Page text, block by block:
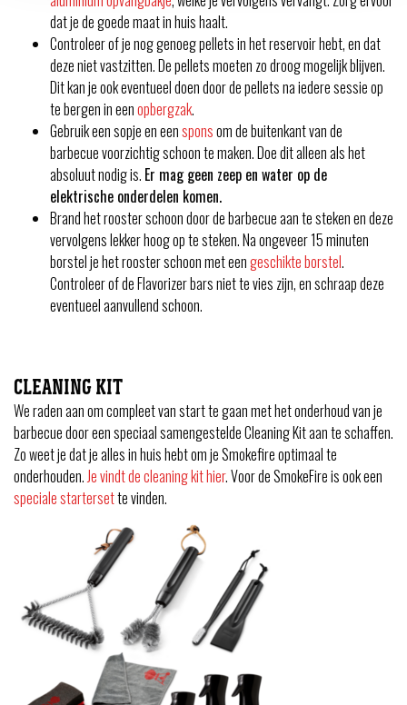
dat je de goede maat in huis haalt.
Controleer of je nog genoeg pellets in het reservoir hebt, en dat
deze niet vastzitten. De pellets moeten zo droog mogelijk blijven.
Dit kan je ook eventueel doen door de pellets na iedere sessie op
te bergen in eenopbergzak.
Gebruik een sopje en eensponsom de buitenkant van de
barbecue voorzichtig schoon te maken. Doe dit alleen als het
absoluut nodig is. Er mag geen zeep en water op de
elektrische onderdelen komen.
Brand het rooster schoon door de barbecue aan te steken en deze
vervolgens lekker hoog op te steken. Na ongeveer 15 minuten
borstel je het rooster schoon met eengeschikte borstel.
Controleer of de Flavorizer bars niet te vies zijn, en schraap deze
eventueel aanvullend schoon.
CLEANING KIT
We raden aan om compleet van start te gaan met het onderhoud van je
barbecue door een speciaal samengestelde Cleaning Kit aan te schaffen.
Zo weet je dat je alles in huis hebt om je Smokefire optimaal te
onderhouden.Je vindt de cleaning kit hier. Voor de SmokeFire is ook een
speciale startersette vinden.